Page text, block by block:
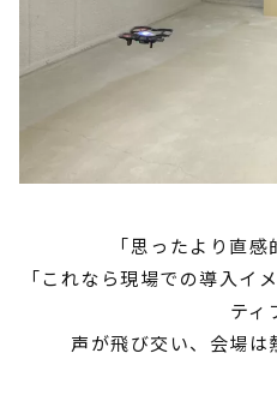
「思ったより直感
「これなら現場での導入イ
ティ
声が飛び交い、会場は